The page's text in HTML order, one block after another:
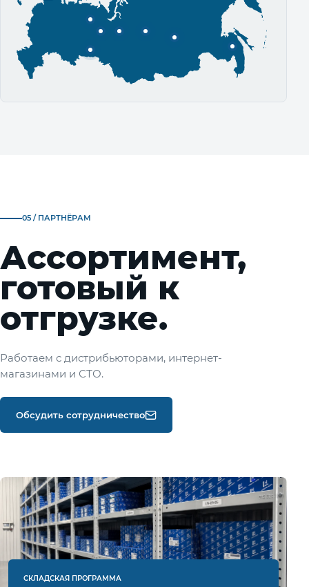
05 / ПАРТНЁРАМ
Ассортимент,
готовый к
отгрузке.
Работаем с дистрибьюторами, интернет-
магазинами и СТО.
Обсудить сотрудничество
СКЛАДСКАЯ ПРОГРАММА